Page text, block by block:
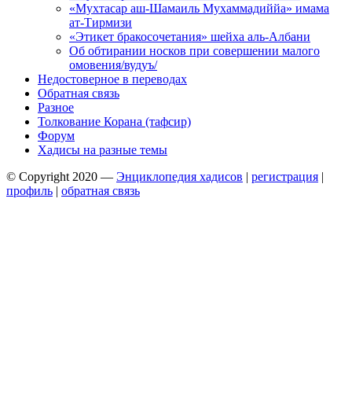
«Мухтасар аш-Шамаиль Мухаммадиййа» имама
ат-Тирмизи
«Этикет бракосочетания» шейха аль-Албани
Об обтирании носков при совершении малого
омовения/вудуъ/
Недостоверное в переводах
Обратная связь
Разное
Толкование Корана (тафсир)
Форум
Хадисы на разные темы
© Copyright 2020 — Энциклопедия хадисов | регистрация |
профиль | обратная связь